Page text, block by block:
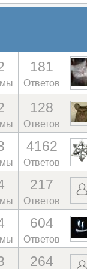
181
Ответов
128
Ответов
4162
Ответов
217
Ответов
604
Ответов
264